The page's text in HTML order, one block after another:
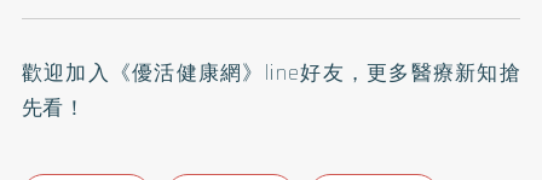
歡迎加入 《優活健康網》line好友 ，更多醫療新知搶
先看！